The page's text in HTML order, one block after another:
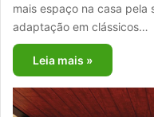
mais espaço na casa
adaptação em clássicos…
Leia mais »